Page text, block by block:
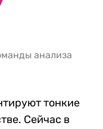
анализа
тонкие
Сейчас в